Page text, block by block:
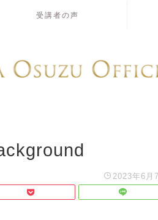
受講者の声
2023年6月